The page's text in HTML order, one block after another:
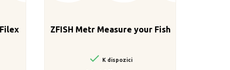
ZFISH Metr Measure your Fish
 K dispozici